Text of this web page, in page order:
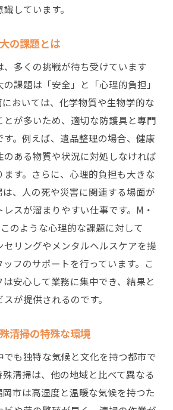
しています。
の課題とは
多くの挑戦が待ち受けています
課題は「安全」と「心理的負担」
おいては、化学物質や生物学的な
が多いため、適切な防護具と専門
。例えば、遺品整理の場合、健康
のある物質や状況に対処しなければ
す。さらに、心理的負担も大きな
、人の死や災害に関連する場面が
スが溜まりやすい仕事です。M・
のような心理的な課題に対して
セリングやメンタルヘルスケアを提
フのサポートを行っています。こ
安心して業務に集中でき、結果と
が提供されるのです。
清掃の特殊な環境
も独特な気候と文化を持つ都市で
清掃は、他の地域と比べて異なる
市は高湿度と温暖な気候を持つた